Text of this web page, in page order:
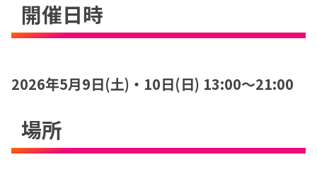
開催日時
2026年5月9日(土)・10日(日) 13:00〜21:00
場所